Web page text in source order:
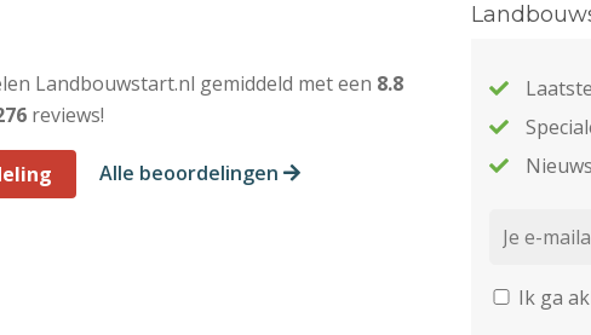
Landbouwstart.nl gemiddeld met een 8.8
reviews!
Alle beoordelingen
Ik ga